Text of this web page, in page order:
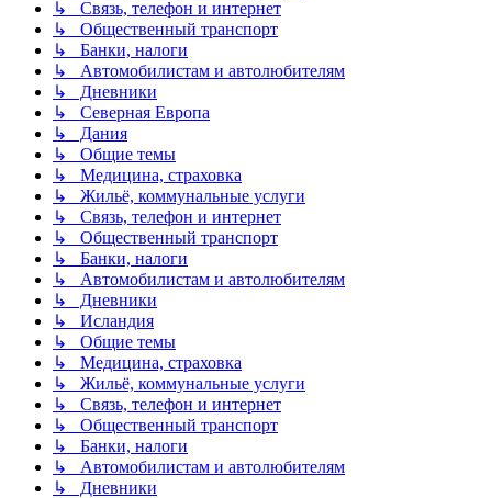
↳ Связь, телефон и интернет
↳ Общественный транспорт
↳ Банки, налоги
↳ Автомобилистам и автолюбителям
↳ Дневники
↳ Северная Европа
↳ Дания
↳ Общие темы
↳ Медицина, страховка
↳ Жильё, коммунальные услуги
↳ Связь, телефон и интернет
↳ Общественный транспорт
↳ Банки, налоги
↳ Автомобилистам и автолюбителям
↳ Дневники
↳ Исландия
↳ Общие темы
↳ Медицина, страховка
↳ Жильё, коммунальные услуги
↳ Связь, телефон и интернет
↳ Общественный транспорт
↳ Банки, налоги
↳ Автомобилистам и автолюбителям
↳ Дневники